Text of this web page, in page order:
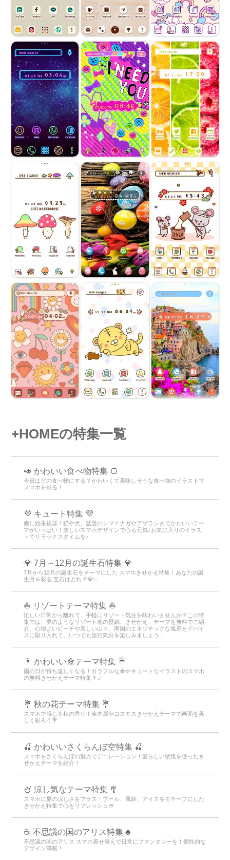
+HOMEの特集一覧
🥑 かわいい食べ物特集 🍞
今日はどの食べ物にする？かわいくて美味しそうな食べ物のイラストで
スマホを彩る！
💜 キュート特集 💜
癒し効果抜群！猫や犬、話題のシマエナガやアザラシまでかわいいテー
マがいっぱい！楽しいスマホデザインで心も元気♪お気に入りのイラス
トでリラックスタイムを♪
💎 7月～12月の誕生石特集 💎
7月から12月の誕生石をテーマにした スマホきせかえ特集！あなたの誕
生月を彩る 宝石はどれ？💎✨
⛵ リゾートテーマ特集 ⛵
忙しい日常から離れて、手軽にリゾート気分を味わいませんか？この特
集では、夢のようなリゾート地の壁紙、きせかえ、テーマを無料でご紹
介。心地よいビーチや美しい山々、南国のエキゾチックな風景をデバイ
スに取り入れて、いつでも旅行気分を楽しみましょう！
🌂 かわいい傘テーマ特集 ☔
雨の日が待ち遠しくなる！カラフルな傘やキュートなイラストのスマホ
の無料きせかえテーマ特集🌂♫
💐 秋の花テーマ特集 💐
スマホで感じる秋の香り！金木犀やコスモスきせかえテーマで画面を美
しく彩ろう💐
🍒 かわいいさくらんぼ空特集 🍒
スマホをさくらんぼの魅力でデコレーション！愛らしい壁紙を使ったき
せかえテーマを紹介！
🍧 涼し気なテーマ特集 🎐
スマホに夏の涼しさをプラス！プール、風鈴、アイスをモチーフにした
きせかえ特集で心をリフレッシュ🍧
☕ 不思議の国のアリス特集 ♣
不思議の国のアリス スマホ着せ替えで日常にファンタジーを！個性的な
デザイン満載！